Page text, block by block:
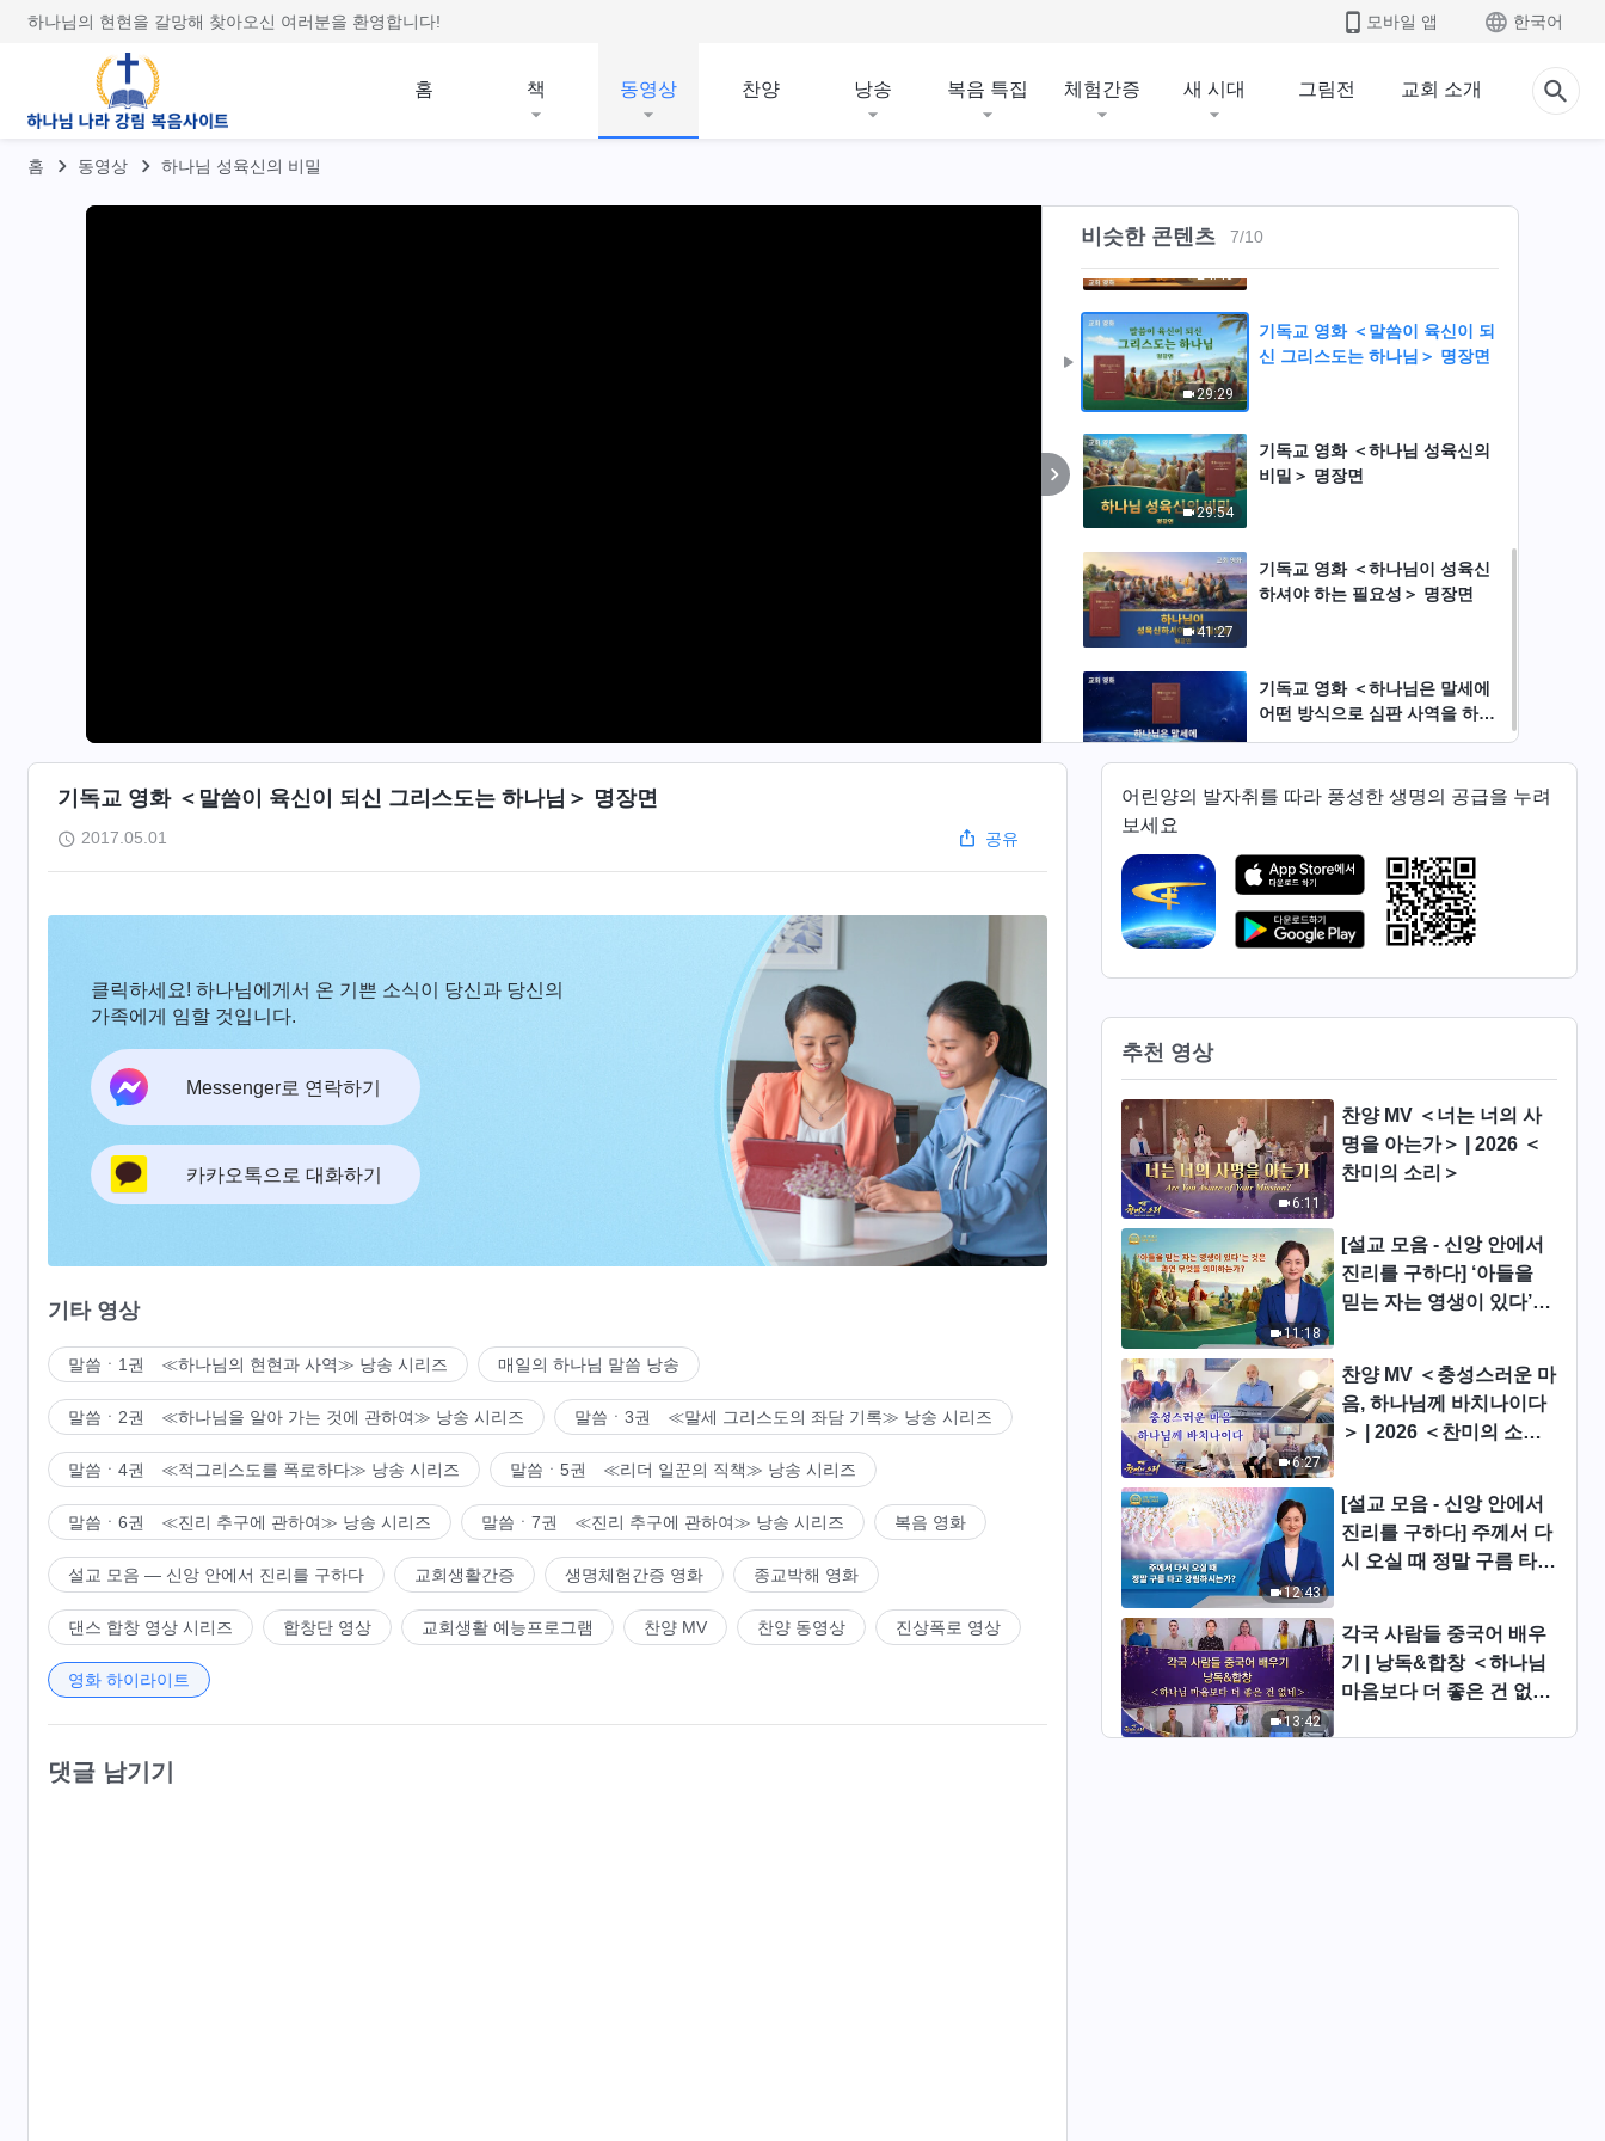
하나님의 현현을 갈망해 찾아오신 여러분을 환영합니다! 모바일 앱 한국어
홈 책 동영상 찬양 낭송 복음 특집 체험간증 새 시대 그림전 교회 소개
홈 동영상 하나님 성육신의 비밀
비슷한 콘텐츠 7/10
기독교 영화 ＜하나님이 두 번
24:46
기독교 영화 ＜하나님이 왜 두
번 성육신하셔서 사람을 구원하
29:29
기독교 영화 ＜말씀이 육신이 되
신 그리스도는 하나님＞ 명장면
29:54
기독교 영화 ＜하나님 성육신의
비밀＞ 명장면
41:27
기독교 영화 ＜하나님이 성육신
하셔야 하는 필요성＞ 명장면
기독교 영화 ＜하나님은 말세에
어떤 방식으로 심판 사역을 하시
는가?＞ 명장면
기독교 영화 ＜말씀이 육신이 되신 그리스도는 하나님＞ 명장면
2017.05.01 공유
클릭하세요! 하나님에게서 온 기쁜 소식이 당신과 당신의
가족에게 임할 것입니다.
Messenger로 연락하기
카카오톡으로 대화하기
기타 영상
말씀ㆍ1권 ≪하나님의 현현과 사역≫ 낭송 시리즈 매일의 하나님 말씀 낭송
말씀ㆍ2권 ≪하나님을 알아 가는 것에 관하여≫ 낭송 시리즈 말씀ㆍ3권 ≪말세 그리스도의 좌담 기록≫ 낭송 시리즈
말씀ㆍ4권 ≪적그리스도를 폭로하다≫ 낭송 시리즈 말씀ㆍ5권 ≪리더 일꾼의 직책≫ 낭송 시리즈
말씀ㆍ6권 ≪진리 추구에 관하여≫ 낭송 시리즈 말씀ㆍ7권 ≪진리 추구에 관하여≫ 낭송 시리즈 복음 영화
설교 모음 ― 신앙 안에서 진리를 구하다 교회생활간증 생명체험간증 영화 종교박해 영화
댄스 합창 영상 시리즈 합창단 영상 교회생활 예능프로그램 찬양 MV 찬양 동영상 진상폭로 영상
영화 하이라이트
댓글 남기기
어린양의 발자취를 따라 풍성한 생명의 공급을 누려
보세요
추천 영상
6:11
찬양 MV ＜너는 너의 사
명을 아는가＞ | 2026 ＜
찬미의 소리＞
11:18
[설교 모음 - 신앙 안에서
진리를 구하다] ‘아들을
믿는 자는 영생이 있다’는
6:27
찬양 MV ＜충성스러운 마
음, 하나님께 바치나이다
＞ | 2026 ＜찬미의 소리
12:43
[설교 모음 - 신앙 안에서
진리를 구하다] 주께서 다
시 오실 때 정말 구름 타고
13:42
각국 사람들 중국어 배우
기 | 낭독&합창 ＜하나님
마음보다 더 좋은 건 없네